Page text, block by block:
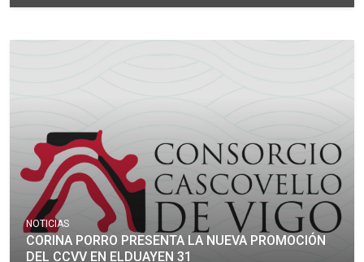
NOTICIAS
CORINA PORRO PRESENTA LA NUEVA PROMOCIÓN
DEL CCVV EN ELDUAYEN 31